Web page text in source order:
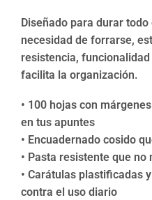
Diseñado para durar
necesidad de forrarse,
resistencia,
facilita la organización.
• 100 hojas con
en tus apuntes
• Encuadernado cosido
• Pasta resistente que
• Carátulas plastificadas
contra el uso diario